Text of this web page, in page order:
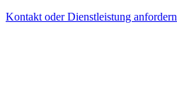
Kontakt oder Dienstleistung anfordern